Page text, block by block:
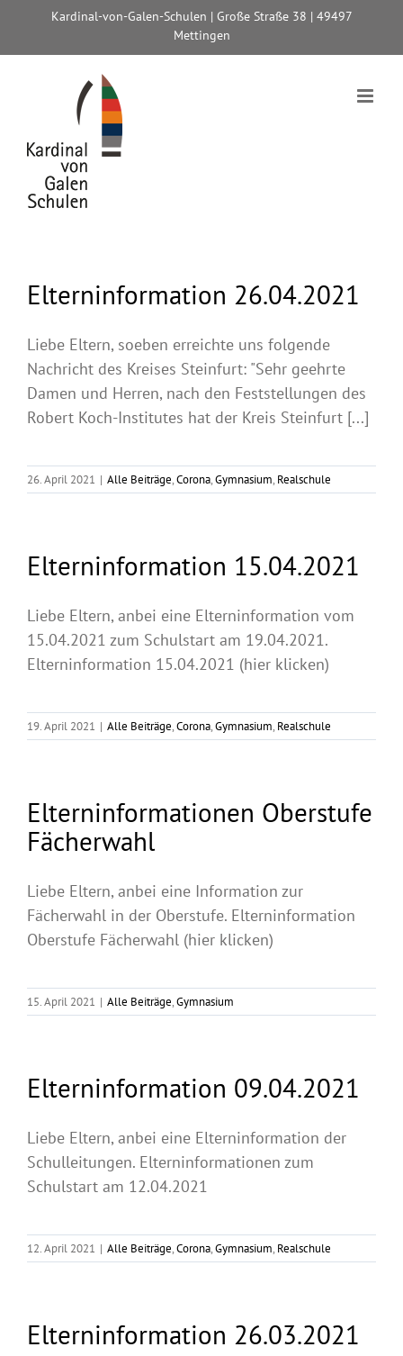
springen
Kardinal-von-Galen-Schulen | Große Straße 38 | 49497
Mettingen
Elterninformation 26.04.2021
Liebe Eltern, soeben erreichte uns folgende
Nachricht des Kreises Steinfurt: "Sehr geehrte
Damen und Herren, nach den Feststellungen des
Robert Koch-Institutes hat der Kreis Steinfurt [...]
26. April 2021 | Alle Beiträge,Corona,Gymnasium, Realschule
Elterninformation 15.04.2021
Liebe Eltern, anbei eine Elterninformation vom
15.04.2021 zum Schulstart am 19.04.2021.
Elterninformation 15.04.2021 (hier klicken)
19. April 2021 | Alle Beiträge,Corona,Gymnasium, Realschule
Elterninformationen Oberstufe
Fächerwahl
Liebe Eltern, anbei eine Information zur
Fächerwahl in der Oberstufe. Elterninformation
Oberstufe Fächerwahl (hier klicken)
15. April 2021 | Alle Beiträge,Gymnasium
Elterninformation 09.04.2021
Liebe Eltern, anbei eine Elterninformation der
Schulleitungen. Elterninformationen zum
Schulstart am 12.04.2021
12. April 2021 | Alle Beiträge,Corona,Gymnasium, Realschule
Elterninformation 26.03.2021